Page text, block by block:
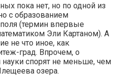
пока нет, но по одной из
с образованием
(термин впервые
Эли Картаном). А
не что иное, как
град. Впрочем, о
науки спорят не меньше, чем
озера.